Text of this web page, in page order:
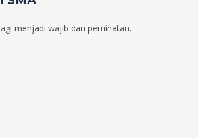
menjadi wajib dan peminatan.